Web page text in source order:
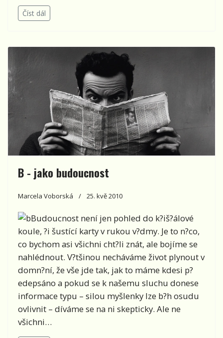
Číst dál
B - jako budoucnost
Marcela Voborská 25. kvě 2010
Budoucnost není jen pohled do k?iš?álové
koule, ?i šustící karty v rukou v?dmy. Je to n?co,
co bychom asi všichni cht?li znát, ale bojíme se
nahlédnout. V?tšinou necháváme život plynout v
domn?ní, že vše jde tak, jak to máme kdesi p?
edepsáno a pokud se k našemu sluchu donese
informace typu – silou myšlenky lze b?h osudu
ovlivnit – díváme se na ni skepticky. Ale ne
všichni…